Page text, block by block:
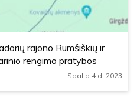
rajono Rumšiškių ir
rengimo pratybos
Spalio 4 d. 2023